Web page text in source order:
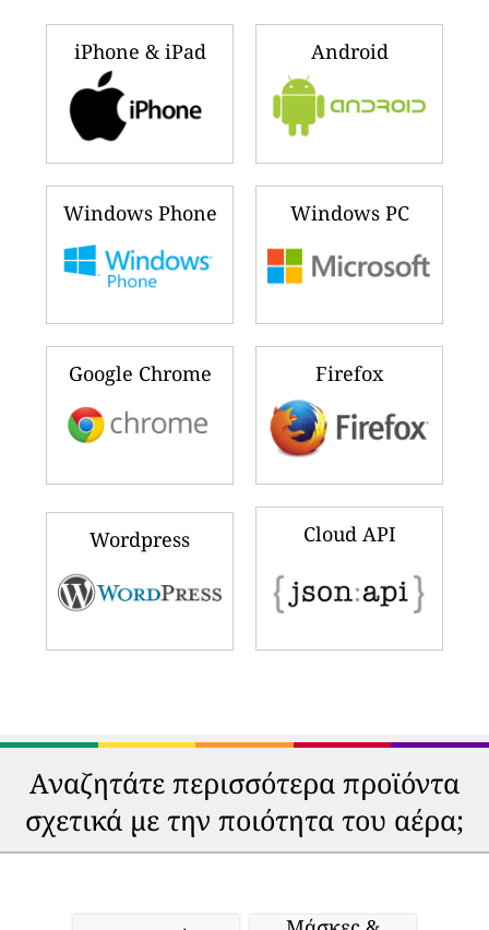
iPhone & iPad Android
Windows Phone Windows PC
Google Chrome Firefox
Wordpress Cloud API
Αναζητάτε περισσότερα προϊόντα
σχετικά με την ποιότητα του αέρα;